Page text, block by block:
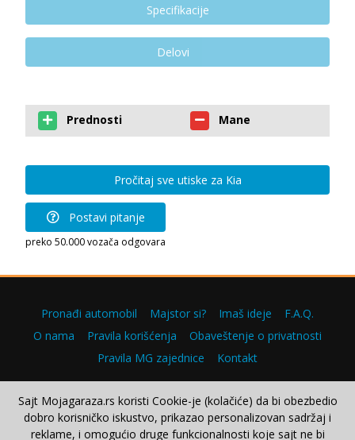
Specifikacije
Delovi
Prednosti Mane
Pročitaj sve utiske za Kia
Postavi pitanje
preko 50.000 vozača odgovara
Pronađi automobil Majstor si? Imaš ideje
F.A.Q.
O nama
Pravila korišćenja
Obaveštenje o privatnosti
Pravila MG zajednice
Kontakt
Copyright © 2000–2026.
Sajt Mojagaraza.rs koristi Cookie-je (kolačiće) da bi obezbedio
dobro korisničko iskustvo, prikazao personalizovan sadržaj i
reklame, i omogućio druge funkcionalnosti koje sajt ne bi